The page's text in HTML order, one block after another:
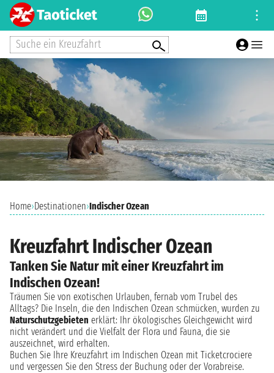
Suche ein Kreuzfahrt
Home›Destinationen›Indischer Ozean
Kreuzfahrt Indischer Ozean
Tanken Sie Natur mit einer Kreuzfahrt im
Indischen Ozean!
Träumen Sie von exotischen Urlauben, fernab vom Trubel des
Alltags? Die Inseln, die den Indischen Ozean schmücken, wurden zu
Naturschutzgebieten erklärt: Ihr ökologisches Gleichgewicht wird
nicht verändert und die Vielfalt der Flora und Fauna, die sie
auszeichnet, wird erhalten.
Buchen Sie Ihre Kreuzfahrt im Indischen Ozean mit Ticketcrociere
und vergessen Sie den Stress der Buchung oder der Vorabreise.